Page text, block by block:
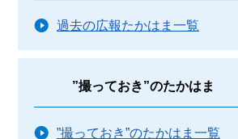
過去の広報たかはま一覧
”撮っておき”のたかはま
”撮っておき”のたかはま一覧